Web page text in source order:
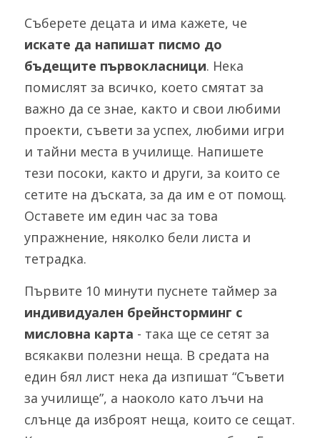
искате да напишат писмо до
бъдещите първокласници. Нека
помислят за всичко, което смятат за
важно да се знае, както и свои любими
проекти, съвети за успех, любими игри
и тайни места в училище. Напишете
тези посоки, както и други, за които се
сетите на дъската, за да им е от помощ.
Оставете им един час за това
упражнение, няколко бели листа и
тетрадка.
индивидуален брейнсторминг с
мисловна карта - така ще се сетят за
всякакви полезни неща. В средата на
един бял лист нека да изпишат “Съвети
за училище”, а наоколо като лъчи на
слънце да изброят неща, които се сещат.